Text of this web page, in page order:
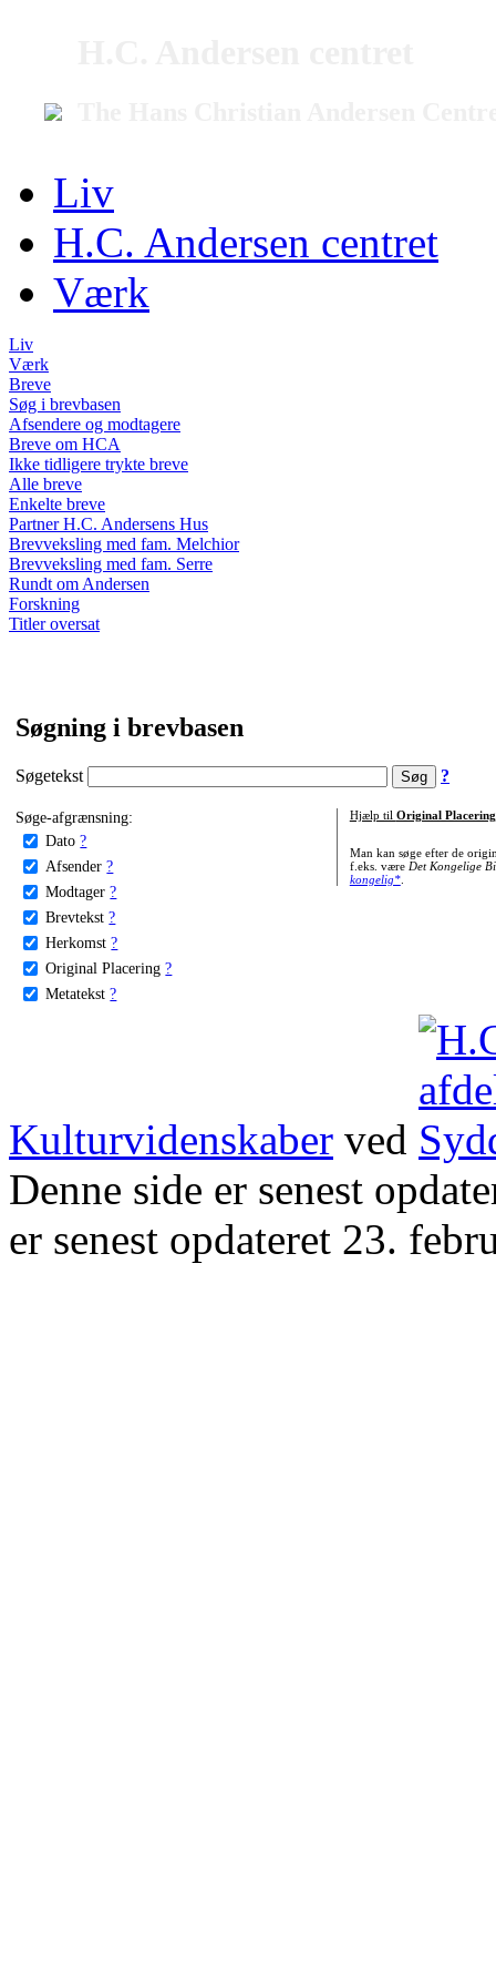
Liv
H.C. Andersen centret
Værk
Liv
Værk
Breve
Søg i brevbasen
Afsendere og modtagere
Breve om HCA
Ikke tidligere trykte breve
Alle breve
Enkelte breve
Partner H.C. Andersens Hus
Brevveksling med fam. Melchior
Brevveksling med fam. Serre
Rundt om Andersen
Forskning
Titler oversat
Søgning i brevbasen
Søgetekst ?
Søge-afgrænsning:
Dato ?
Afsender ?
Modtager ?
Brevtekst ?
Herkomst ?
Original Placering ?
Metatekst ?
Hjælp til Original Placering
Man kan søge efter de
f.eks. være Det Kongelige
kongelig*.
Kulturvidenskaber ved
Denne side er senest
er senest opdateret 23.